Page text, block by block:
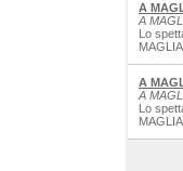
A
A
Lo
A
A
Lo